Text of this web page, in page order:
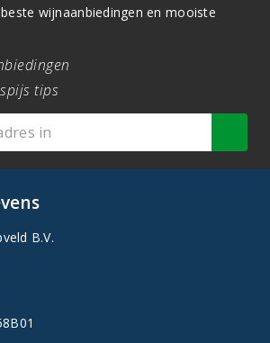
wijnaanbiedingen en mooiste
tips
B.V.